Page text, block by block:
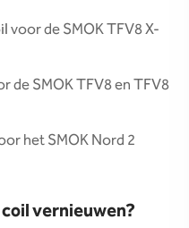
voor de SMOK TFV8 X-
de SMOK TFV8 en TFV8
het SMOK Nord 2
coil vernieuwen?